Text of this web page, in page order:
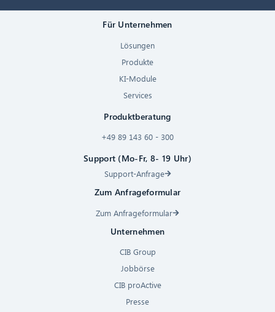
Für Unternehmen
Lösungen
Produkte
KI-Module
Services
Produktberatung
+49 89 143 60 - 300
Support (Mo-Fr, 8- 19 Uhr)
Support-Anfrage
Zum Anfrageformular
Zum Anfrageformular
Unternehmen
CIB Group
Jobbörse
CIB proActive
Presse